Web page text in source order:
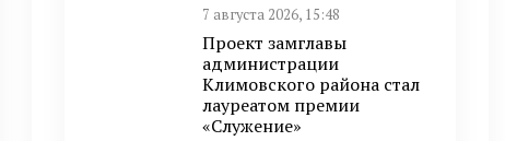
7 августа 2026, 15:48
Проект замглавы
администрации
Климовского района стал
лауреатом премии
«Служение»